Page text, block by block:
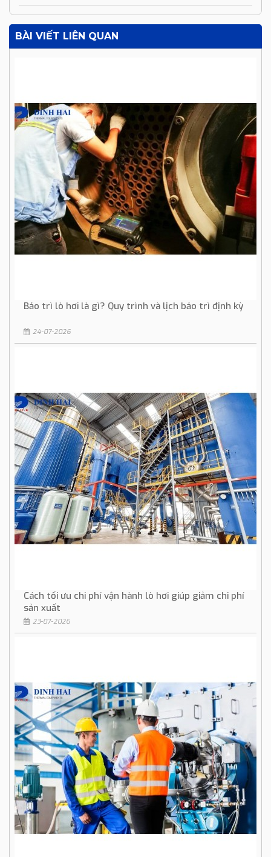
BÀI VIẾT LIÊN QUAN
Bảo trì lò hơi là gì? Quy trình và lịch bảo trì định kỳ
24-07-2026
Cách tối ưu chi phí vận hành lò hơi giúp giảm chi phí
sản xuất
23-07-2026